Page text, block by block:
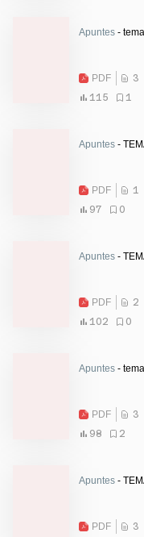
Apuntes -
PDF
3
115
1
Apuntes -
PDF
1
97
0
Apuntes
PDF
2
102
0
Apuntes -
PDF
3
98
2
Apuntes -
PDF
3